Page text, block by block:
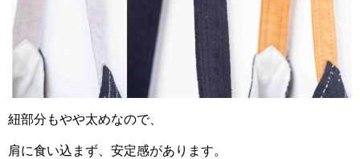
紐部分もやや太めなので、
肩に食い込まず、安定感があります。